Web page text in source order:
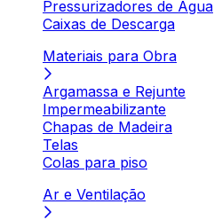
Pressurizadores de Água
Caixas de Descarga
Materiais para Obra
Argamassa e Rejunte
Impermeabilizante
Chapas de Madeira
Telas
Colas para piso
Ar e Ventilação